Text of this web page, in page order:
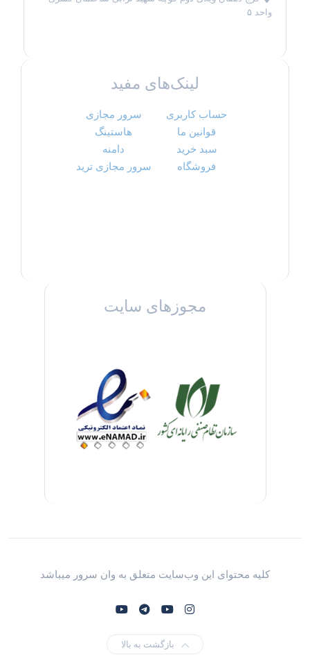
واحد ۵
لینک‌های مفید
حساب کاربری
قوانین ما
سبد خرید
فروشگاه
سرور مجازی
هاستینگ
دامنه
سرور مجازی ترید
مجوزهای سایت
کلیه محتوای این وب‌سایت متعلق به وان سرور میباشد
بازگشت به بالا